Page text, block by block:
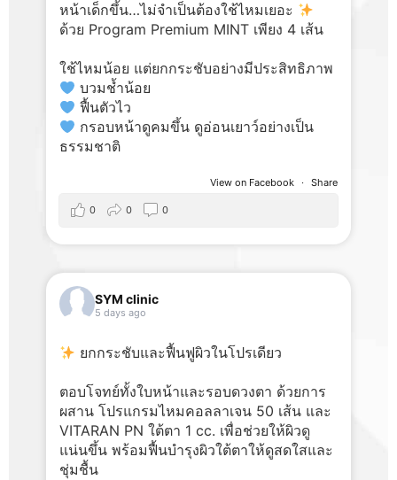
หน้าเด็กขึ้น…ไม่จำเป็นต้องใช้ไหมเยอะ
ด้วย Program Premium MINT เพียง 4 เส้น
ใช้ไหมน้อย แต่ยกกระชับอย่างมีประสิทธิภาพ
บวมช้ำน้อย
ฟื้นตัวไว
กรอบหน้าดูคมขึ้น ดูอ่อนเยาว์อย่างเป็น
ธรรมชาติ
View on Facebook · Share
0 0 0
SYM clinic
5 days ago
ยกกระชับและฟื้นฟูผิวในโปรเดียว
ตอบโจทย์ทั้งใบหน้าและรอบดวงตา ด้วยการ
ผสาน โปรแกรมไหมคอลลาเจน 50 เส้น และ
VITARAN PN ใต้ตา 1 cc. เพื่อช่วยให้ผิวดู
แน่นขึ้น พร้อมฟื้นบำรุงผิวใต้ตาให้ดูสดใสและ
ชุ่มชื้น